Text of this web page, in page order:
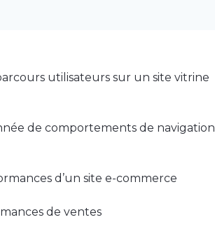
utilisateurs sur un site vitrine
de comportements de navigation
d’un site e-commerce
de ventes